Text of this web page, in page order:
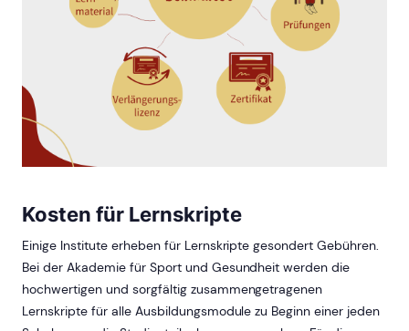
Kosten für Lernskripte
Einige Institute erheben für Lernskripte gesondert Gebühren.
Bei der Akademie für Sport und Gesundheit werden die
hochwertigen und sorgfältig zusammengetragenen
Lernskripte für alle Ausbildungsmodule zu Beginn einer jeden